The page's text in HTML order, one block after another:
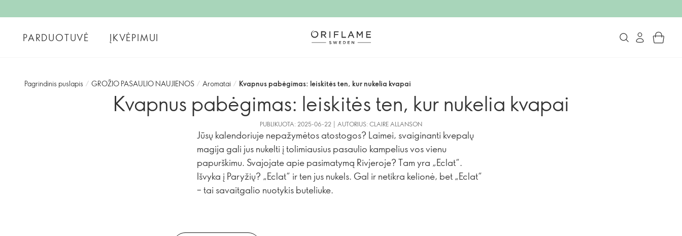
PARDUOTUVĖ ĮKVĖPIMUI
Pagrindinis puslapis / GROŽIO PASAULIO NAUJIENOS / Aromatai / Kvapnus pabėgimas: leiskitės ten, kur nukelia kvapai
Kvapnus pabėgimas: leiskitės ten, kur nukelia kvapai
PUBLIKUOTA: 2025-06-22 | AUTORIUS: CLAIRE ALLANSON
Jūsų kalendoriuje nepažymėtos atostogos? Laimei, svaiginanti kvepalų
magija gali jus nukelti į tolimiausius pasaulio kampelius vos vienu
papurškimu. Svajojate apie pasimatymą Rivjeroje? Tam yra „Eclat“.
Išvyka į Paryžių? „Eclat“ ir ten jus nukels. Gal ir netikra kelionė, bet „Eclat“
– tai savaitgalio nuotykis buteliuke.